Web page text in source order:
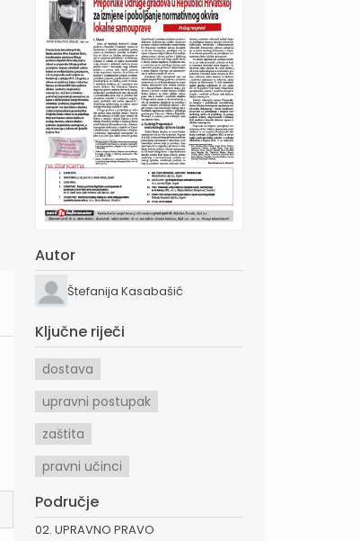
Autor
Štefanija Kasabašić
Ključne riječi
dostava
upravni postupak
zaštita
pravni učinci
Područje
02. UPRAVNO PRAVO